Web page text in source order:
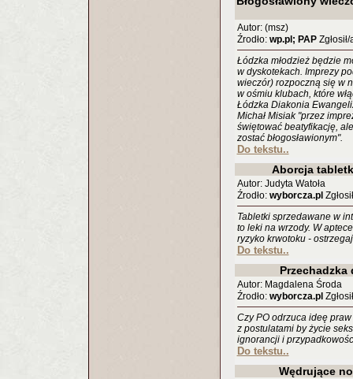
Autor: (msz)
Źrodło: wp.pl; PAP
Łódzka młodzież będzie
w dyskotekach. Imprezy
wieczór) rozpoczną się w
w ośmiu klubach, które
Łódzka Diakonia
Michał Misiak "przez
świętować beatyfikację,
zostać błogosławionym".
Do tekstu..
Aborcja
Autor: Judyta Watoła
Źrodło: wyborcza.pl
Tabletki sprzedawane w
to leki na wrzody. W
ryzyko krwotoku -
Do tekstu..
Przechadzka
Autor: Magdalena Środa
Źrodło: wyborcza.pl
Czy PO odrzuca ideę
z postulatami by życie
ignorancji i
Do tekstu..
Wędrujące